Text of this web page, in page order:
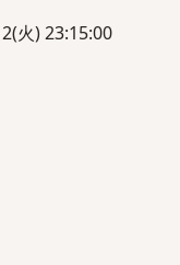
火) 23:15:00